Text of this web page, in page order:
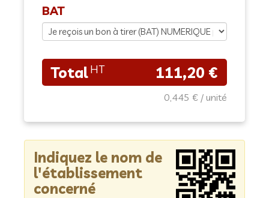
BAT
111,20 €
0,445 €
Indiquez le nom de
l'établissement
concerné